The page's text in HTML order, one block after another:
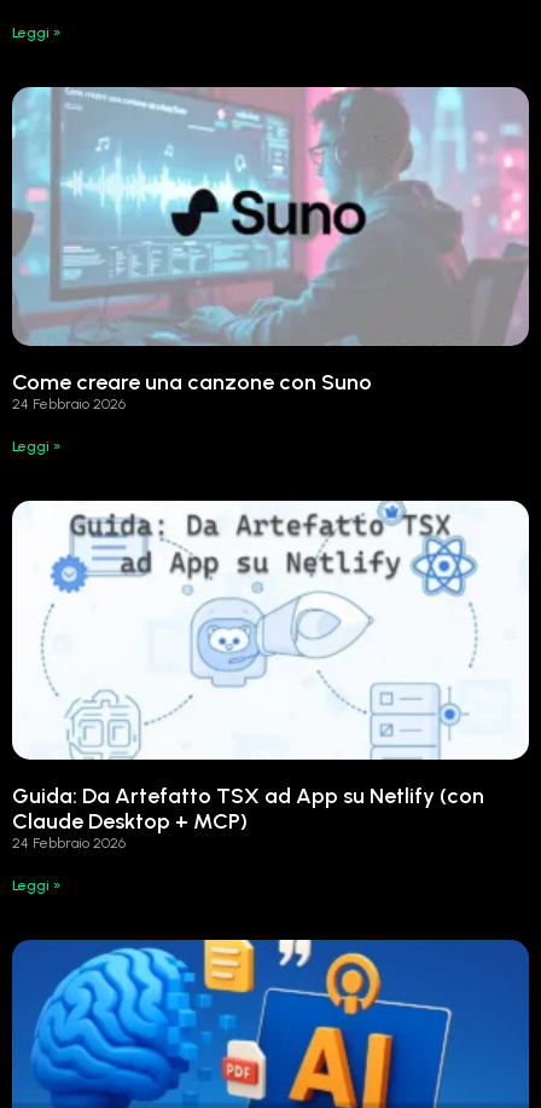
Leggi »
Come creare una canzone con Suno
24 Febbraio 2026
Leggi »
Guida: Da Artefatto TSX ad App su Netlify (con
Claude Desktop + MCP)
24 Febbraio 2026
Leggi »